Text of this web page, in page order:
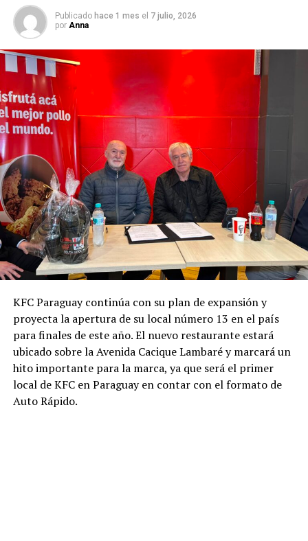
Publicado hace 1 mes el 7 julio, 2026
por Anna
KFC Paraguay continúa con su plan de expansión y
proyecta la apertura de su local número 13 en el país
para finales de este año. El nuevo restaurante estará
ubicado sobre la Avenida Cacique Lambaré y marcará un
hito importante para la marca, ya que será el primer
local de KFC en Paraguay en contar con el formato de
Auto Rápido.